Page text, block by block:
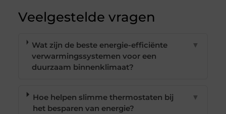
Veelgestelde vragen
Wat zijn de beste energie-efficiënte
verwarmingssystemen voor een
duurzaam binnenklimaat?
▼
Hoe helpen slimme thermostaten bij
het besparen van energie?
▼